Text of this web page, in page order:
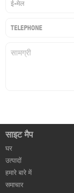
साइट मैप
घर
उत्पादों
हमारे बारे में
समाचार